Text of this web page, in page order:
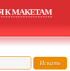
К МАКЕТАМ